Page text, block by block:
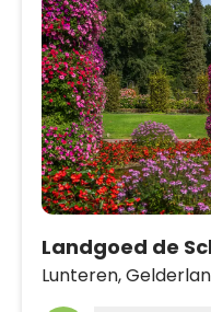
Landgoed de
Lunteren,